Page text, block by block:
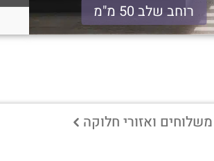
רוחב שלב 50 מ"מ
משלוחים ואזורי חלוקה